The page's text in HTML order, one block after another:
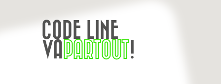
CODE LINE
VAPARTOUT!